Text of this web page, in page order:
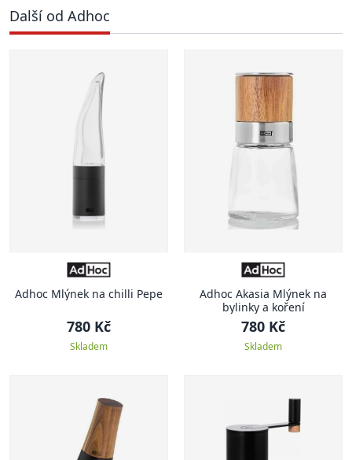
Další od Adhoc
Adhoc Mlýnek na chilli Pepe
780 Kč
Skladem
Adhoc Akasia Mlýnek na
bylinky a koření
780 Kč
Skladem